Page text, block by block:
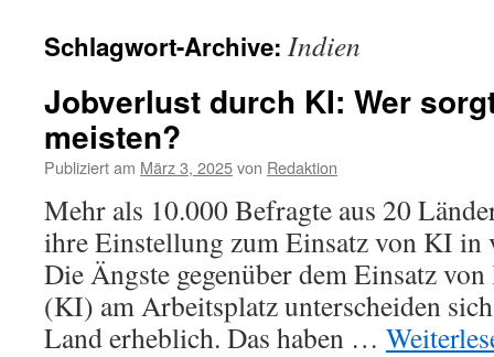
Schlagwort-Archive: Indien
Jobverlust durch KI: Wer
meisten?
Publiziert am März 3, 2025von Redaktion
Mehr als 10.000 Befragte aus 20
ihre Einstellung zum Einsatz von KI in
Die Ängste gegenüber dem Einsatz
(KI) am Arbeitsplatz unterscheiden
Land erheblich. Das haben …